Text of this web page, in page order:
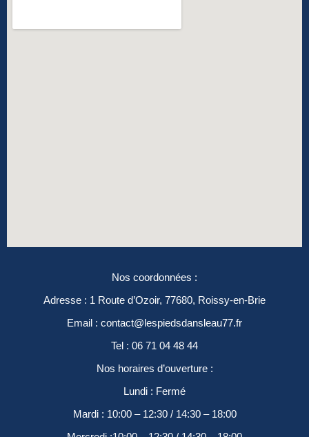
Nos coordonnées :
Adresse : 1 Route d’Ozoir, 77680, Roissy-en-Brie
Email : contact@lespiedsdansleau77.fr
Tel : 06 71 04 48 44
Nos horaires d’ouverture :
Lundi : Fermé
Mardi : 10:00 – 12:30 / 14:30 – 18:00